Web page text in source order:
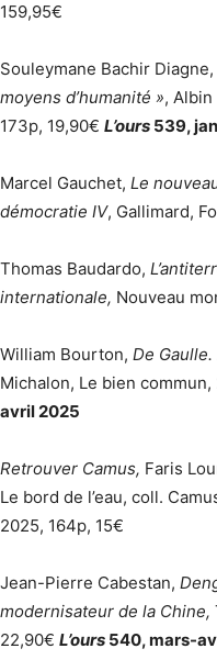
159,95€
Souleymane Bachir Diagne,
moyens d’humanité »,
173p, 19,90€ L’ours 539,
Marcel Gauchet, Le
démocratie IV, Gallimard,
Thomas Baudardo,
internationale, Nouveau
William Bourton, De Gaulle.
Michalon, Le bien commun,
avril 2025
Retrouver Camus, Faris
Le bord de l’eau, coll.
2025, 164p, 15€
Jean-Pierre Cabestan,
modernisateur de la Chine,
22,90€ L’ours 540, mars-